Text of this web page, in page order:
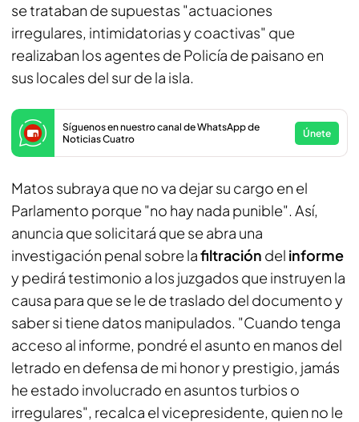
se trataban de supuestas "actuaciones
irregulares, intimidatorias y coactivas" que
realizaban los agentes de Policía de paisano en
sus locales del sur de la isla.
Síguenos en nuestro canal de WhatsApp de
Noticias Cuatro
Únete
Matos subraya que no va dejar su cargo en el
Parlamento porque "no hay nada punible". Así,
anuncia que solicitará que se abra una
investigación penal sobre lafiltración del informe
y pedirá testimonio a los juzgados que instruyen la
causa para que se le de traslado del documento y
saber si tiene datos manipulados. "Cuando tenga
acceso al informe, pondré el asunto en manos del
letrado en defensa de mi honor y prestigio, jamás
he estado involucrado en asuntos turbios o
irregulares", recalca el vicepresidente, quien no le